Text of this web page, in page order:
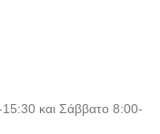
και Σάββατο 8:00-